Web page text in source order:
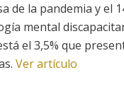
de la pandemia y el
mental
el 3,5% que
Ver artículo